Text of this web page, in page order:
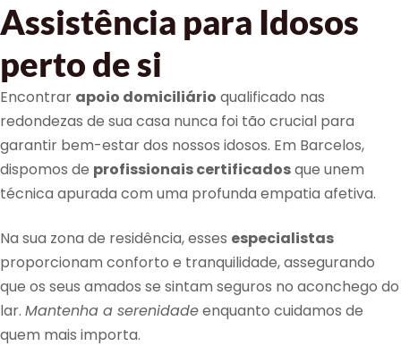
Assistência para Idosos
perto de si
Encontrar apoio domiciliário qualificado nas
redondezas de sua casa nunca foi tão crucial para
garantir bem-estar dos nossos idosos. Em Barcelos,
dispomos de profissionais certificadosque unem
técnica apurada com uma profunda empatia afetiva.
Na sua zona de residência, esses especialistas
proporcionam conforto e tranquilidade, assegurando
que os seus amados se sintam seguros no aconchego do
lar. Mantenha a serenidadeenquanto cuidamos de
quem mais importa.